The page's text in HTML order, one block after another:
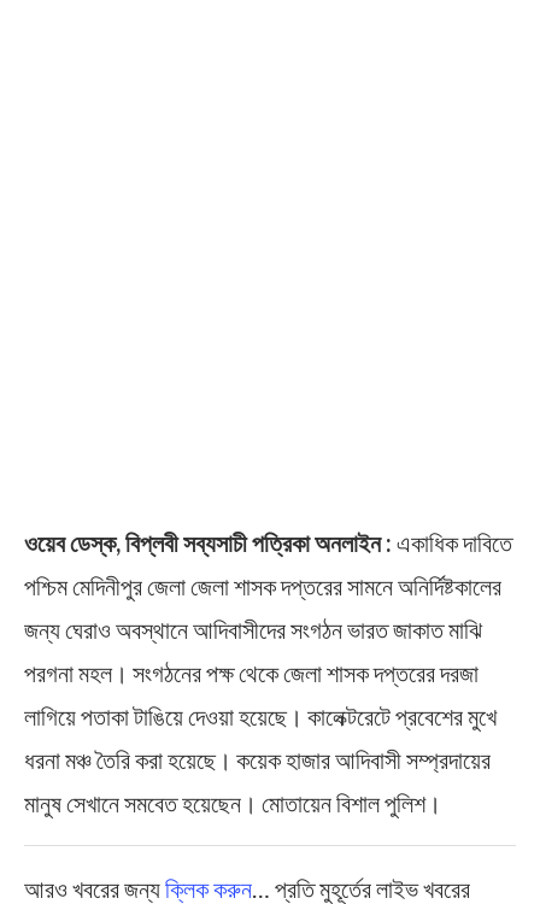
ওয়েব ডেস্ক, বিপ্লবী সব্যসাচী পত্রিকা অনলাইন : একাধিক দাবিতে
পশ্চিম মেদিনীপুর জেলা জেলা শাসক দপ্তরের সামনে অনির্দিষ্টকালের
জন্য ঘেরাও অবস্থানে আদিবাসীদের সংগঠন ভারত জাকাত মাঝি
পরগনা মহল। সংগঠনের পক্ষ থেকে জেলা শাসক দপ্তরের দরজা
লাগিয়ে পতাকা টাঙিয়ে দেওয়া হয়েছে। কালেক্টরেটে প্রবেশের মুখে
ধরনা মঞ্চ তৈরি করা হয়েছে। কয়েক হাজার আদিবাসী সম্প্রদায়ের
মানুষ সেখানে সমবেত হয়েছেন। মোতায়েন বিশাল পুলিশ।
আরও খবরের জন্যক্লিক করুন… প্রতি মুহূর্তের লাইভ খবরের